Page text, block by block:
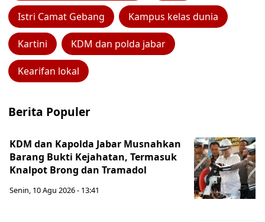
Istri Camat Gebang Kampus kelas dunia
Kartini KDM dan polda jabar
Kearifan lokal
Berita Populer
KDM dan Kapolda Jabar Musnahkan
Barang Bukti Kejahatan, Termasuk
Knalpot Brong dan Tramadol
Senin, 10 Agu 2026 - 13:41